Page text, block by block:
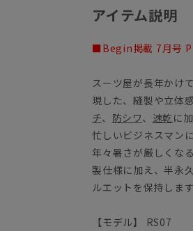
アイテム説明
■Begin掲載 7月号
スーツ屋が長年かけ
現した、縫製や立体
チ、 防シワ、 速乾 に
忙しいビジネスマン
年々暑さが厳しくな
製仕様に加え、半永
ルエットを保持します
【モデル】 RS07